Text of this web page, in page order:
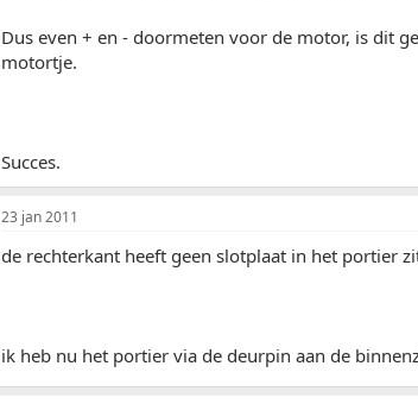
Dus even + en - doormeten voor de motor, is dit
motortje.
Succes.
23 jan 2011
de rechterkant heeft geen slotplaat in het portier
ik heb nu het portier via de deurpin aan de